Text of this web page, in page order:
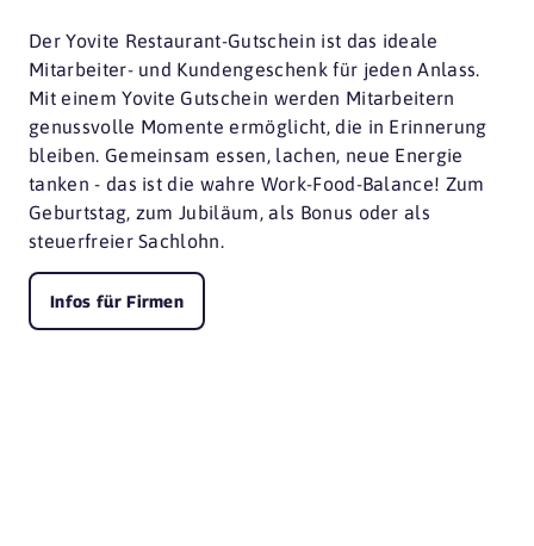
Der Yovite Restaurant-Gutschein ist das ideale
Mitarbeiter- und Kundengeschenk für jeden Anlass.
Mit einem Yovite Gutschein werden Mitarbeitern
genussvolle Momente ermöglicht, die in Erinnerung
bleiben. Gemeinsam essen, lachen, neue Energie
tanken - das ist die wahre Work-Food-Balance! Zum
Geburtstag, zum Jubiläum, als Bonus oder als
steuerfreier Sachlohn.
Infos für Firmen